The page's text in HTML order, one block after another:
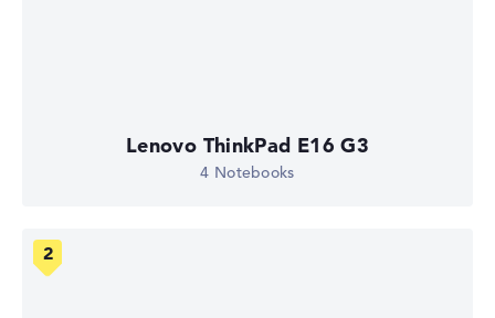
Lenovo ThinkPad E16 G3
4 Notebooks